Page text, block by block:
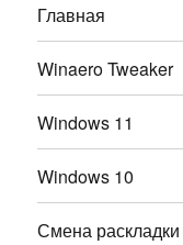
Главная
Winaero Tweaker
Windows 11
Windows 10
Смена раскладки